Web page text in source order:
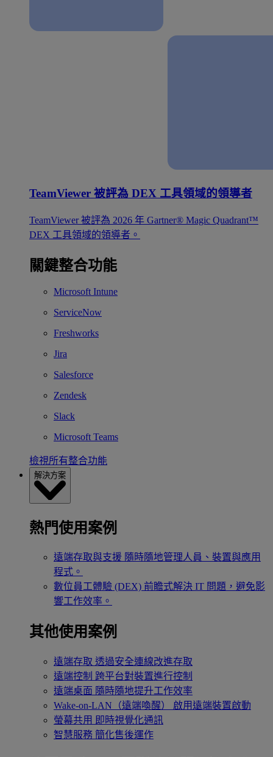
TeamViewer 被評為 DEX 工具領域的領導者
TeamViewer 被評為 2026 年 Gartner® Magic Quadrant™
DEX 工具領域的領導者。
關鍵整合功能
Microsoft Intune
ServiceNow
Freshworks
Jira
Salesforce
Zendesk
Slack
Microsoft Teams
檢視所有整合功能
解決方案
熱門使用案例
遠端存取與支援 隨時隨地管理人員、裝置與應用
程式。
數位員工體驗 (DEX) 前瞻式解決 IT 問題，避免影
響工作效率。
其他使用案例
遠端存取 透過安全連線改進存取
遠端控制 跨平台對裝置進行控制
遠端桌面 隨時隨地提升工作效率
Wake-on-LAN（遠端喚醒）
啟用遠端裝置啟動
螢幕共用 即時視覺化通訊
智慧服務 簡化售後運作